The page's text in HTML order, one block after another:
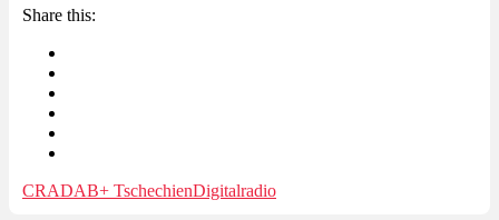
Share this:
CRADAB+ TschechienDigitalradio